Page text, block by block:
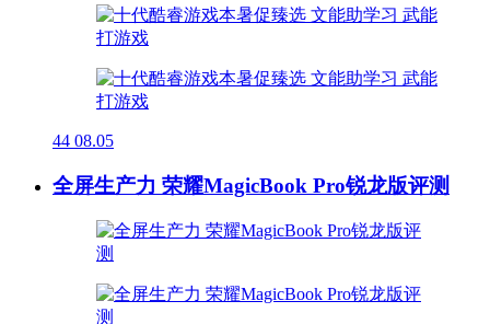
44 08.05
全屏生产力 荣耀MagicBook Pro锐龙版评测